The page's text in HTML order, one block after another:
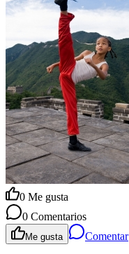
0 Me gusta
0 Comentarios
Me gusta Comentar